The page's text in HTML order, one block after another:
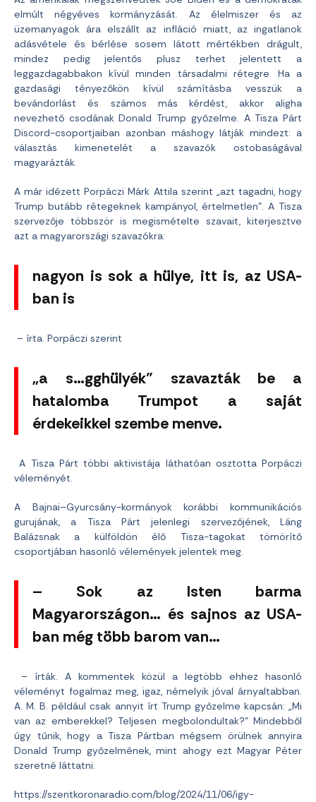
elmúlt négyéves kormányzását. Az élelmiszer és az
üzemanyagok ára elszállt az infláció miatt, az ingatlanok
adásvétele és bérlése sosem látott mértékben drágult,
mindez pedig jelentős plusz terhet jelentett a
leggazdagabbakon kívül minden társadalmi rétegre. Ha a
gazdasági tényezőkön kívül számításba vesszük a
bevándorlást és számos más kérdést, akkor aligha
nevezhető csodának Donald Trump győzelme. A Tisza Párt
Discord-csoportjaiban azonban máshogy látják mindezt: a
választás kimenetelét a szavazók ostobaságával
magyarázták.
A már idézett Porpáczi Márk Attila szerint „azt tagadni, hogy
Trump butább rétegeknek kampányol, értelmetlen”. A Tisza
szervezője többször is megismételte szavait, kiterjesztve
azt a magyarországi szavazókra:
nagyon is sok a hülye, itt is, az USA-
ban is
– írta. Porpáczi szerint
„a s…gghülyék” szavazták be a
hatalomba Trumpot a saját
érdekeikkel szembe menve.
A Tisza Párt többi aktivistája láthatóan osztotta Porpáczi
véleményét.
A Bajnai–Gyurcsány-kormányok korábbi kommunikációs
gurujának, a Tisza Párt jelenlegi szervezőjének, Láng
Balázsnak a külföldön élő Tisza-tagokat tömörítő
csoportjában hasonló vélemények jelentek meg.
– Sok az Isten barma
Magyarországon… és sajnos az USA-
ban még több barom van…
– írták. A kommentek közül a legtöbb ehhez hasonló
véleményt fogalmaz meg, igaz, némelyik jóval árnyaltabban.
A. M. B. például csak annyit írt Trump győzelme kapcsán: „Mi
van az emberekkel? Teljesen megbolondultak?” Mindebből
úgy tűnik, hogy a Tisza Pártban mégsem örülnek annyira
Donald Trump győzelmének, mint ahogy ezt Magyar Péter
szeretné láttatni.
https://szentkoronaradio.com/blog/2024/11/06/igy-